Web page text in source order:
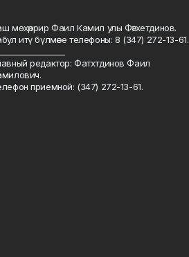
мөхәррир Фаил Камил улы Фәтхетдинов.
итү бүлмәсе телефоны: 8 (347) 272-13-61.
редактор: Фатхтдинов Фаил
приемной: (347) 272-13-61.